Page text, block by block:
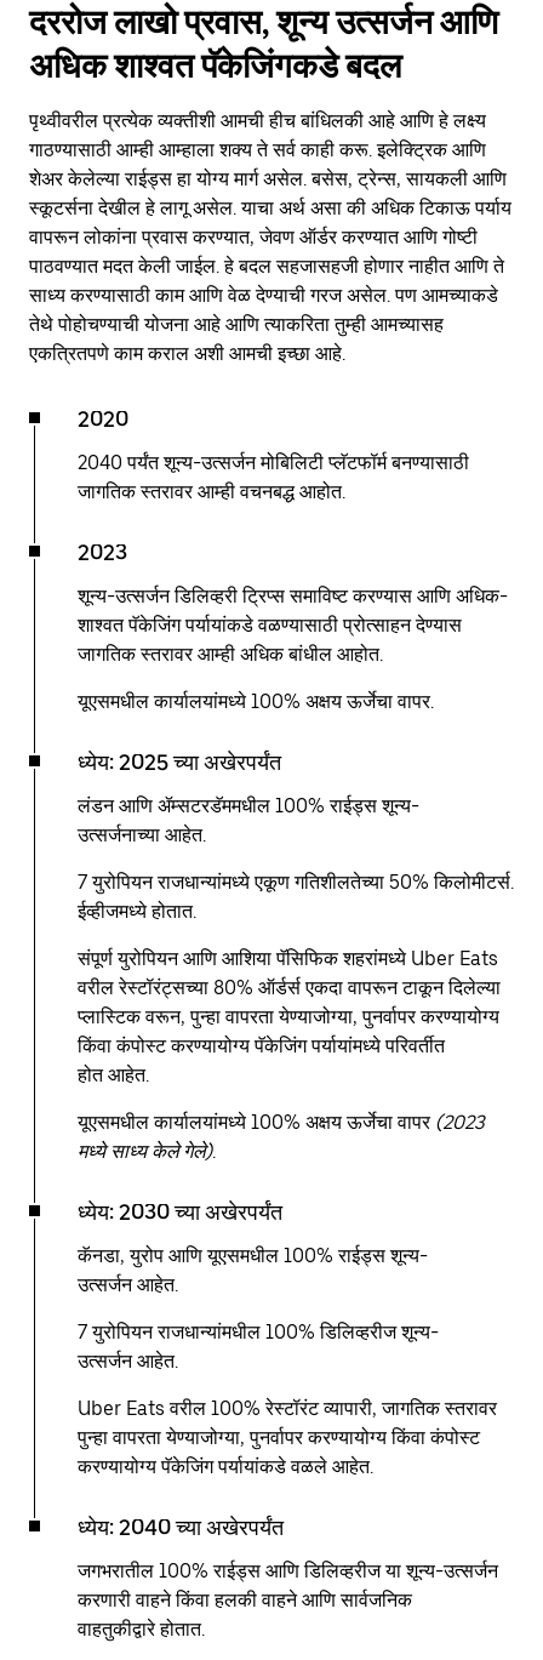
दररोज लाखो प्रवास, शून्य उत्सर्जन आणि
अधिक शाश्वत पॅकेजिंगकडे बदल
पृथ्वीवरील प्रत्येक व्यक्तीशी आमची हीच बांधिलकी आहे आणि हे लक्ष्य
गाठण्यासाठी आम्ही आम्हाला शक्य ते सर्व काही करू. इलेक्ट्रिक आणि
शेअर केलेल्या राईड्स हा योग्य मार्ग असेल. बसेस, ट्रेन्स, सायकली आणि
स्कूटर्सना देखील हे लागू असेल. याचा अर्थ असा की अधिक टिकाऊ पर्याय
वापरून लोकांना प्रवास करण्यात, जेवण ऑर्डर करण्यात आणि गोष्टी
पाठवण्यात मदत केली जाईल. हे बदल सहजासहजी होणार नाहीत आणि ते
साध्य करण्यासाठी काम आणि वेळ देण्याची गरज असेल. पण आमच्याकडे
तेथे पोहोचण्याची योजना आहे आणि त्याकरिता तुम्ही आमच्यासह
एकत्रितपणे काम कराल अशी आमची इच्छा आहे.
2020
2040 पर्यंत शून्य-उत्सर्जन मोबिलिटी प्लॅटफॉर्म बनण्यासाठी
जागतिक स्तरावर आम्ही वचनबद्ध आहोत.
2023
शून्य-उत्सर्जन डिलिव्हरी ट्रिप्स समाविष्ट करण्यास आणि अधिक-
शाश्वत पॅकेजिंग पर्यायांकडे वळण्यासाठी प्रोत्साहन देण्यास
जागतिक स्तरावर आम्ही अधिक बांधील आहोत.
यूएसमधील कार्यालयांमध्ये 100% अक्षय ऊर्जेचा वापर.
ध्येय: 2025 च्या अखेरपर्यंत
लंडन आणि ॲम्सटरडॅममधील 100% राईड्स शून्य-
उत्सर्जनाच्या आहेत.
7 युरोपियन राजधान्यांमध्ये एकूण गतिशीलतेच्या 50% किलोमीटर्स.
ईव्हीजमध्ये होतात.
संपूर्ण युरोपियन आणि आशिया पॅसिफिक शहरांमध्ये Uber Eats
वरील रेस्टॉरंट्सच्या 80% ऑर्डर्स एकदा वापरून टाकून दिलेल्या
प्लास्टिक वरून, पुन्हा वापरता येण्याजोग्या, पुनर्वापर करण्यायोग्य
किंवा कंपोस्ट करण्यायोग्य पॅकेजिंग पर्यायांमध्ये परिवर्तीत
होत आहेत.
यूएसमधील कार्यालयांमध्ये 100% अक्षय ऊर्जेचा वापर (2023
मध्ये साध्य केले गेले).
ध्येय: 2030 च्या अखेरपर्यंत
कॅनडा, युरोप आणि यूएसमधील 100% राईड्स शून्य-
उत्सर्जन आहेत.
7 युरोपियन राजधान्यांमधील 100% डिलिव्हरीज शून्य-
उत्सर्जन आहेत.
Uber Eats वरील 100% रेस्टॉरंट व्यापारी, जागतिक स्तरावर
पुन्हा वापरता येण्याजोग्या, पुनर्वापर करण्यायोग्य किंवा कंपोस्ट
करण्यायोग्य पॅकेजिंग पर्यायांकडे वळले आहेत.
ध्येय: 2040 च्या अखेरपर्यंत
जगभरातील 100% राईड्स आणि डिलिव्हरीज या शून्य-उत्सर्जन
करणारी वाहने किंवा हलकी वाहने आणि सार्वजनिक
वाहतुकीद्वारे होतात.